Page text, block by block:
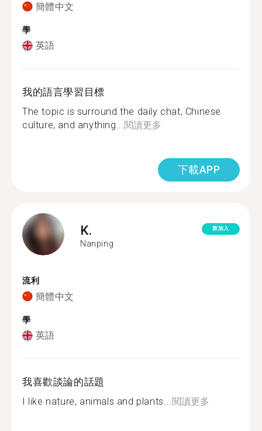
簡體中文
學
英語
我的語言學習目標
The topic is surround the daily chat, Chinese
culture, and anything...閱讀更多
下載APP
K.
Nanping
新加入
流利
簡體中文
學
英語
我喜歡談論的話題
I like nature, animals and plants...閱讀更多